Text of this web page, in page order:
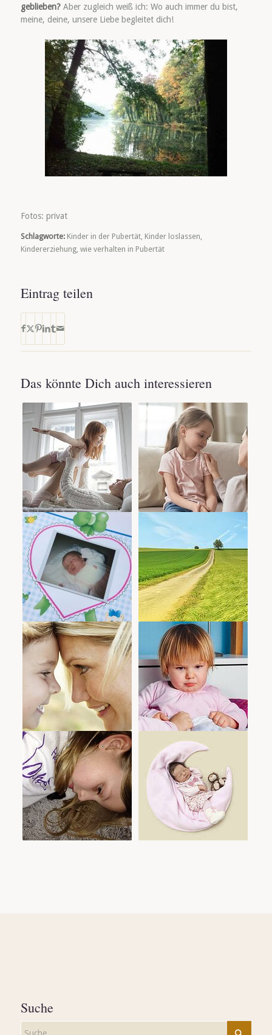
geblieben?Aber zugleich weiß ich: Wo auch immer du bist,
meine, deine, unsere Liebe begleitet dich!
Fotos: privat
Schlagworte: Kinder in der Pubertät, Kinder loslassen
Kindererziehung, wie verhalten in Pubertät
Eintrag teilen
Das könnte Dich auch interessieren
Suche